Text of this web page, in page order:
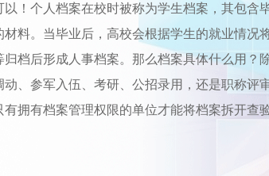
！个人档案在校时被称为学生档案，其包含
料。当毕业后，高校会根据学生的就业情况
档后形成人事档案。那么档案具体什么用？
、参军入伍、考研、公招录用，还是职称评
拥有档案管理权限的单位才能将档案拆开查验